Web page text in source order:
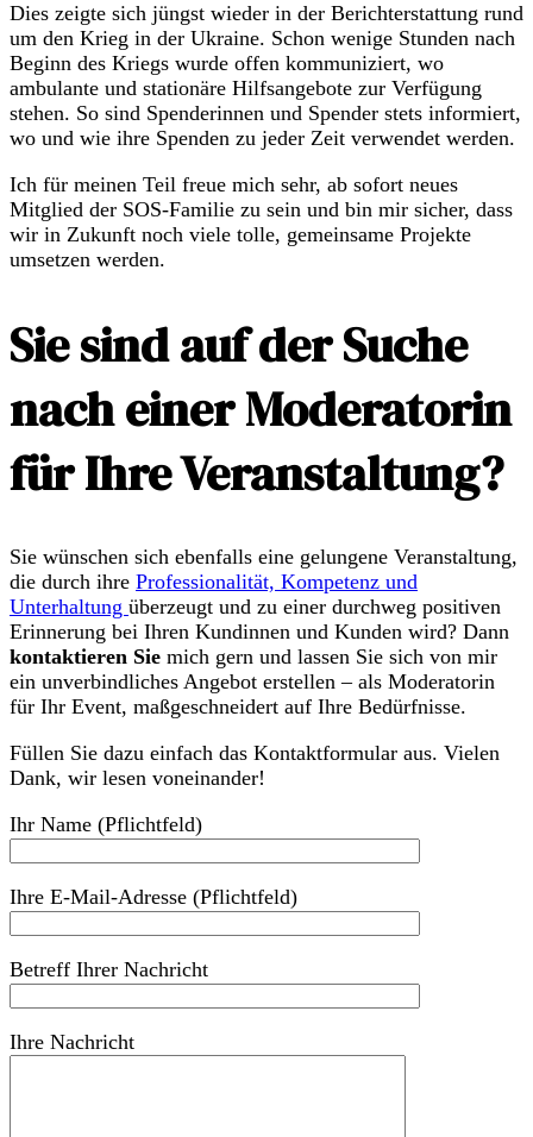
Dies zeigte sich jüngst wieder in der Berichterstattung rund
um den Krieg in der Ukraine. Schon wenige Stunden nach
Beginn des Kriegs wurde offen kommuniziert, wo
ambulante und stationäre Hilfsangebote zur Verfügung
stehen. So sind Spenderinnen und Spender stets informiert,
wo und wie ihre Spenden zu jeder Zeit verwendet werden.
Ich für meinen Teil freue mich sehr, ab sofort neues
Mitglied der SOS-Familie zu sein und bin mir sicher, dass
wir in Zukunft noch viele tolle, gemeinsame Projekte
umsetzen werden.
Sie sind auf der Suche
nach einer Moderatorin
für Ihre Veranstaltung?
Sie wünschen sich ebenfalls eine gelungene Veranstaltung,
die durch ihre Professionalität, Kompetenz und
Unterhaltung überzeugt und zu einer durchweg positiven
Erinnerung bei Ihren Kundinnen und Kunden wird? Dann
kontaktieren Sie mich gern und lassen Sie sich von mir
ein unverbindliches Angebot erstellen – als Moderatorin
für Ihr Event, maßgeschneidert auf Ihre Bedürfnisse.
Füllen Sie dazu einfach das Kontaktformular aus. Vielen
Dank, wir lesen voneinander!
Ihr Name (Pflichtfeld)
Ihre E-Mail-Adresse (Pflichtfeld)
Betreff Ihrer Nachricht
Ihre Nachricht